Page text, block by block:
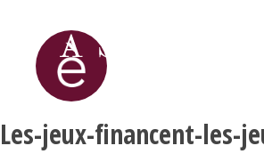
Les-jeux-financent-les-